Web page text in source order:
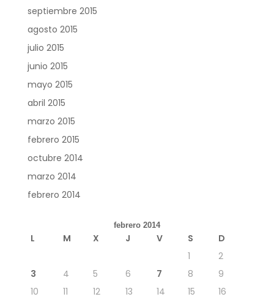
septiembre 2015
agosto 2015
julio 2015
junio 2015
mayo 2015
abril 2015
marzo 2015
febrero 2015
octubre 2014
marzo 2014
febrero 2014
febrero 2014
L M X J V S
D
1
2
3
4 5 6 7 8
9
10
11 12 13 14 15
16